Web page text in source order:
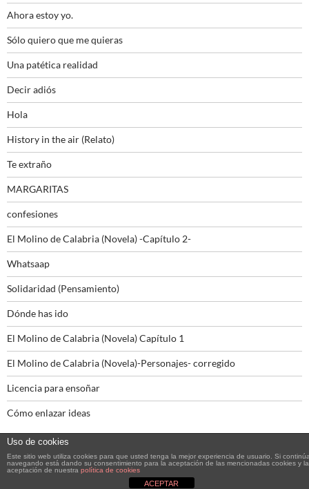
Ahora estoy yo.
Sólo quiero que me quieras
Una patética realidad
Decir adiós
Hola
History in the air (Relato)
Te extraño
MARGARITAS
confesiones
El Molino de Calabria (Novela) -Capítulo 2-
Whatsaap
Solidaridad (Pensamiento)
Dónde has ido
El Molino de Calabria (Novela) Capítulo 1
El Molino de Calabria (Novela)-Personajes- corregido
Licencia para ensoñar
Cómo enlazar ideas
Funciona gracias a WordPress
Uso de cookies
Este sitio web utiliza cookies para que usted tenga la mejor experiencia de usuario. Si
navegando está dando su consentimiento para la aceptación de las mencionadas cookies y la
aceptación de nuestra política de cookies
ACEPTAR